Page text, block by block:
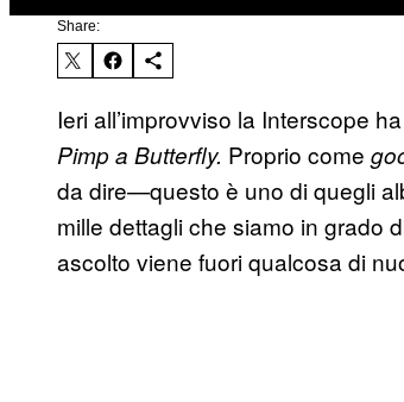
Share:
Ieri all’improvviso la Interscope
Pimp a Butterfly. Proprio come
da dire—questo è uno di quegli
mille dettagli che siamo in grado
ascolto viene fuori qualcosa di